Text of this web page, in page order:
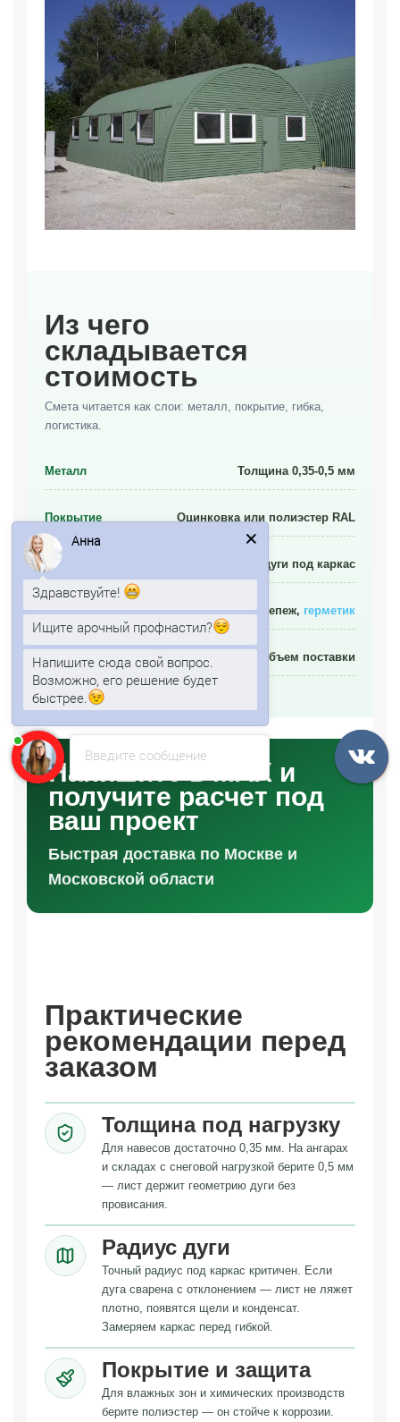
Из чего
складывается
стоимость
Смета читается как слои: металл, покрытие, гибка,
логистика.
Металл Толщина 0,35-0,5 мм
Покрытие Оцинковка или полиэстер RAL
Гибка Радиус дуги под каркас
Комплект Доборы, крепеж, герметик
Расстояние и объем поставки
Напишите в MAX и
получите расчет под
ваш проект
Быстрая доставка по Москве и
Московской области
Практические
рекомендации перед
заказом
Толщина под нагрузку
Для навесов достаточно 0,35 мм. На ангарах
и складах с снеговой нагрузкой берите 0,5 мм
— лист держит геометрию дуги без
провисания.
Радиус дуги
Точный радиус под каркас критичен. Если
дуга сварена с отклонением — лист не ляжет
плотно, появятся щели и конденсат.
Замеряем каркас перед гибкой.
Покрытие и защита
Для влажных зон и химических производств
берите полиэстер — он стойче к коррозии.
Введите сообщение
Анна
Здравствуйте!
Ищите арочный профнастил?
Напишите сюда свой вопрос.
Возможно, его решение будет
быстрее.